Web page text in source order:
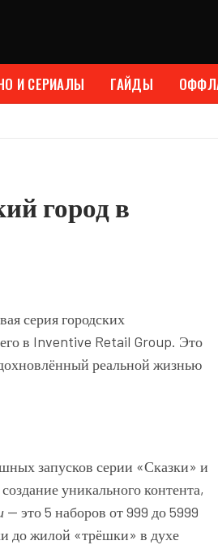
И СЕРИАЛЫ ГАЙДЫ
город в
серия городских
в Inventive Retail Group. Это
реальной жизнью
запусков серии «Сказки» и
уникального контента,
— это 5 наборов от 999 до 5999
до жилой «трёшки» в духе